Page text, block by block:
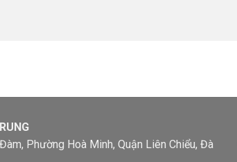
Phường Hoà Minh, Quận Liên Chiểu, Đà